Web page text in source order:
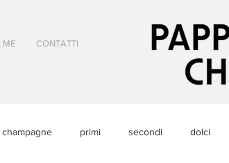
ME CONTATTI
champagne primi secondi dolci